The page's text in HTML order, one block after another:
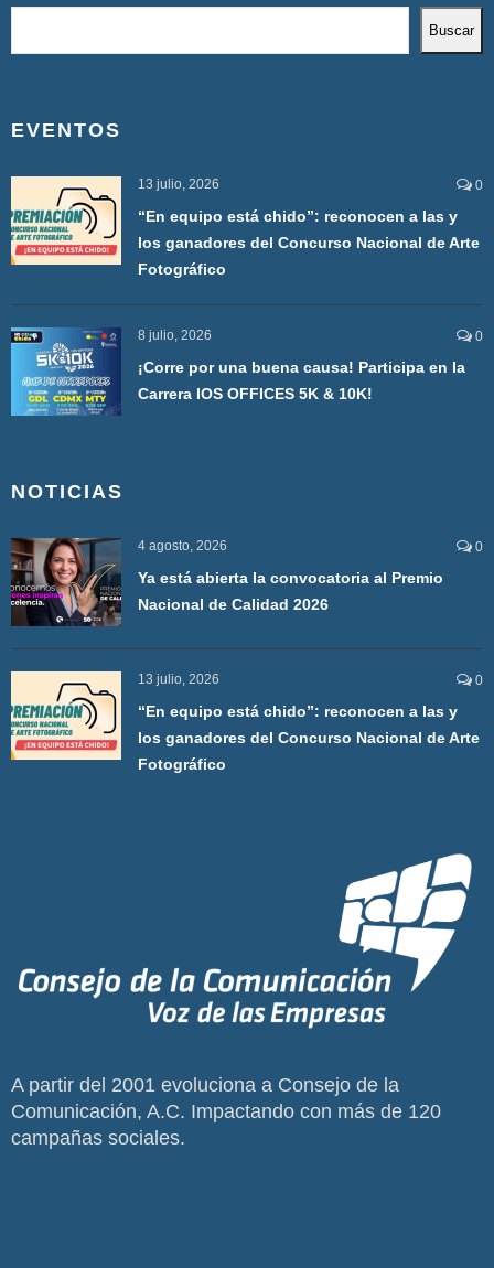
Buscar
EVENTOS
13 julio, 2026 0
“En equipo está chido”: reconocen a las y
los ganadores del Concurso Nacional de Arte
Fotográfico
8 julio, 2026 0
¡Corre por una buena causa! Participa en la
Carrera IOS OFFICES 5K & 10K!
NOTICIAS
4 agosto, 2026 0
Ya está abierta la convocatoria al Premio
Nacional de Calidad 2026
13 julio, 2026 0
“En equipo está chido”: reconocen a las y
los ganadores del Concurso Nacional de Arte
Fotográfico
A partir del 2001 evoluciona a Consejo de la
Comunicación, A.C. Impactando con más de 120
campañas sociales.